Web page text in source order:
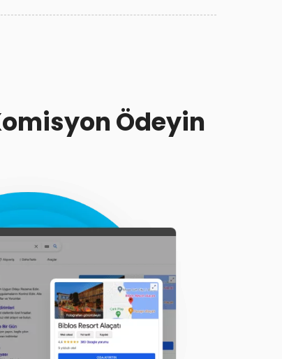
Ödeyin